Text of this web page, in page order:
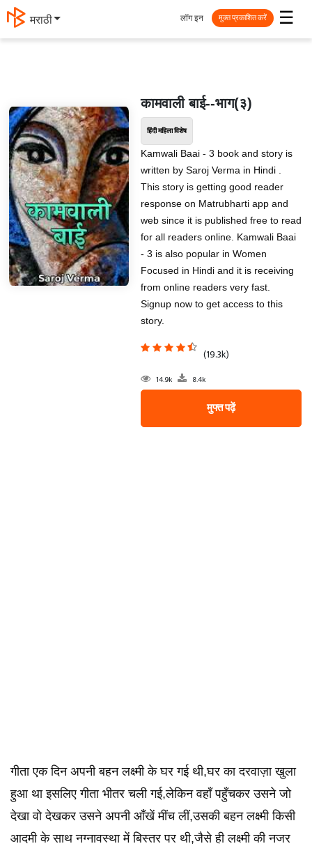
मराठी ☰
लॉग इन मुक्त प्रकाशित करें
कामवाली बाई--भाग(३)
हिंदी महिला विशेष
Kamwali Baai - 3 book and story is
written by Saroj Verma in Hindi .
This story is getting good reader
response on Matrubharti app and
web since it is published free to read
for all readers online. Kamwali Baai
- 3 is also popular in Women
Focused in Hindi and it is receiving
from online readers very fast.
Signup now to get access to this
story.
(19.3k)
14.9k 8.4k
मुफ्त पढ़ें
गीता एक दिन अपनी बहन लक्ष्मी के घर गई थी,घर का दरवाज़ा खुला
हुआ था इसलिए गीता भीतर चली गई,लेकिन वहाँ पहुँचकर उसने जो
देखा वो देखकर उसने अपनी आँखें मींच लीं,उसकी बहन लक्ष्मी किसी
आदमी के साथ नग्नावस्था में बिस्तर पर थी,जैसे ही लक्ष्मी की नजर